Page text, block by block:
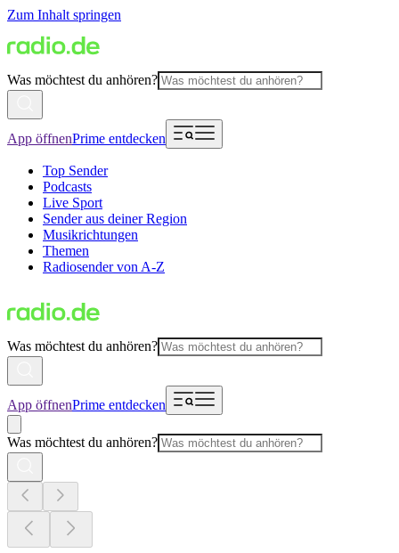
Zum Inhalt springen
Was möchtest du anhören?
App öffnenPrime entdecken
Top Sender
Podcasts
Live Sport
Sender aus deiner Region
Musikrichtungen
Themen
Radiosender von A-Z
Was möchtest du anhören?
App öffnenPrime entdecken
Was möchtest du anhören?